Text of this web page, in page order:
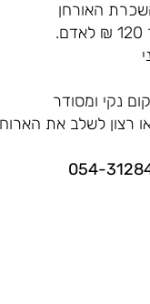
נקי ומסודר
רצון לשלב את הארוח